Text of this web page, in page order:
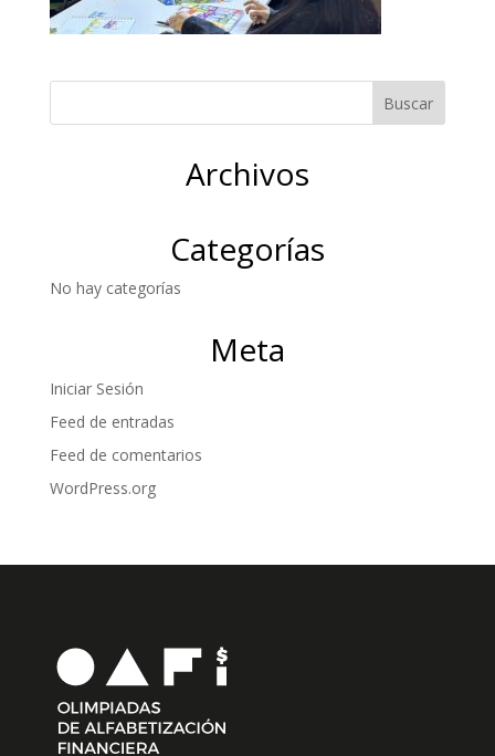
Archivos
Categorías
No hay categorías
Meta
Iniciar Sesión
Feed de entradas
Feed de comentarios
WordPress.org